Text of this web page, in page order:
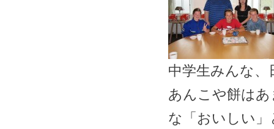
中学生みんな
あんこや餅は
な「おいしい